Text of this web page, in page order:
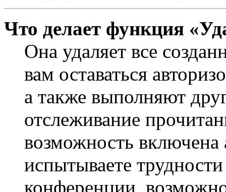
Что делает функция
Она удаляет все
вам оставаться
а также выполняют
отслеживание
возможность
испытываете
конференции,